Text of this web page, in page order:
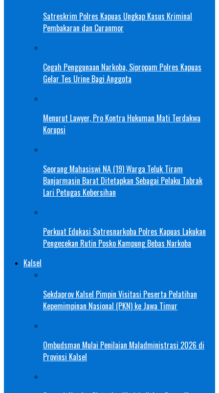
Satreskrim Polres Kapuas Ungkap Kasus Kriminal
Pembakaran dan Curanmor
Cegah Penggunaan Narkoba, Sipropam Polres Kapuas
Gelar Tes Urine Bagi Anggota
Menurut Lawyer, Pro Kontra Hukuman Mati Terdakwa
Korupsi
Seorang Mahasiswi NA (19) Warga Teluk Tiram
Banjarmasin Barat Ditetapkan Sebagai Pelaku Tabrak
Lari Petugas Kebersihan
Perkuat Edukasi Satresnarkoba Polres Kapuas Lakukan
Pengecekan Rutin Posko Kampung Bebas Narkoba
Kalsel
Sekdaprov Kalsel Pimpin Visitasi Peserta Pelatihan
Kepemimpinan Nasional (PKN) ke Jawa Timur
Ombudsman Mulai Penilaian Maladministrasi 2026 di
Provinsi Kalsel